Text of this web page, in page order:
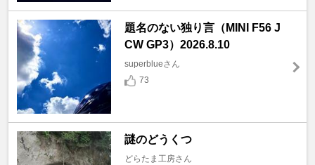
題名のない独り言（MINI F56 J
CW GP3）2026.8.10
superblueさん
73
謎のどうくつ
どらたま工房さん